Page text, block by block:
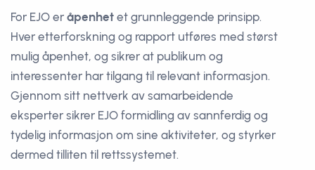
For EJO er åpenhet et grunnleggende prinsipp.
Hver etterforskning og rapport utføres med størst
mulig åpenhet, og sikrer at publikum og
interessenter har tilgang til relevant informasjon.
Gjennom sitt nettverk av samarbeidende
eksperter sikrer EJO formidling av sannferdig og
tydelig informasjon om sine aktiviteter, og styrker
dermed tilliten til rettssystemet.